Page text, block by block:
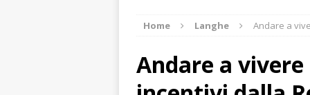
[ 6 Agosto 2026 ]
ALTRE
Home Langhe Andare a
Andare a